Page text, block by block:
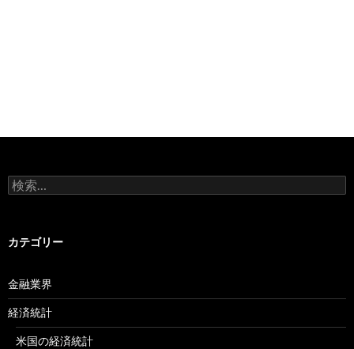
検
索:
カテゴリー
金融業界
経済統計
米国の経済統計